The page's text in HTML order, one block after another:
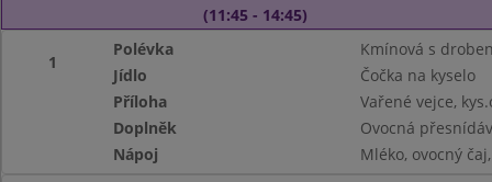
(11:45 - 14:45)
1
Polévka
Kmínová s
Jídlo
Čočka na kyselo
Příloha
Vařené vejce,
Doplněk
Ovocná
Nápoj
Mléko, ovocný